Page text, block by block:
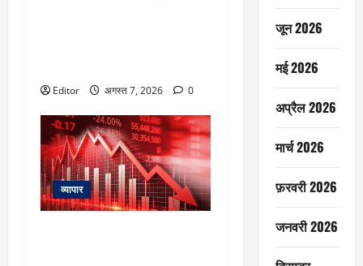
Editor अगस्त 7, 2026 0
व्यापार
जून 2026
मई 2026
अप्रैल 2026
मार्च 2026
फ़रवरी 2026
जनवरी 2026